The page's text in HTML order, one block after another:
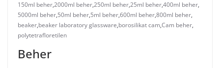
150ml beher,2000ml beher,250ml beher,25ml beher,400ml beher,
5000ml beher,50ml beher,5ml beher,600ml beher,800ml beher,
beaker,beaker laboratory glassware,borosilikat cam,Cam beher,
polytetrafloretilen
Beher